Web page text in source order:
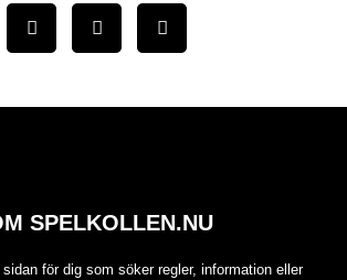
SPELKOLLEN.NU
för dig som söker regler, information eller